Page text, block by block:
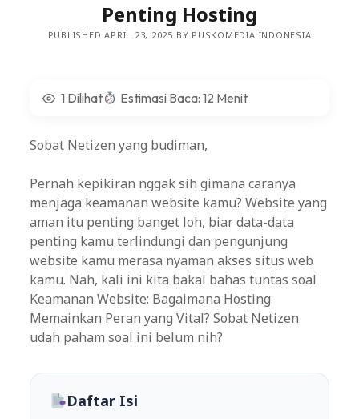
Penting Hosting
PUBLISHED APRIL 23, 2025 BY PUSKOMEDIA INDONESIA
1 Dilihat Estimasi Baca: 12 Menit
Sobat Netizen yang budiman,
Pernah kepikiran nggak sih gimana caranya
menjaga keamanan website kamu? Website yang
aman itu penting banget loh, biar data-data
penting kamu terlindungi dan pengunjung
website kamu merasa nyaman akses situs web
kamu. Nah, kali ini kita bakal bahas tuntas soal
Keamanan Website: Bagaimana Hosting
Memainkan Peran yang Vital? Sobat Netizen
udah paham soal ini belum nih?
Daftar Isi